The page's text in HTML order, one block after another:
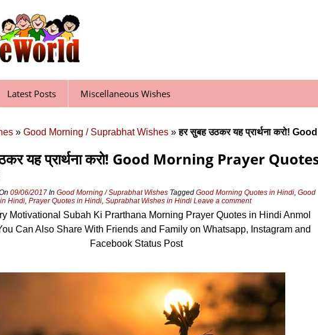
Latest Posts Miscellaneous Wishes
» Good Morning / Suprabhat Wishes »हर सुबह उठकर यह प्रार्थना करो!
यह प्रार्थना करो! Good Morning Prayer
09/06/2017 In Good Morning / Suprabhat Wishes Tagged Good Morning Quotes in Hindi, Good
Hindi, Prayer Quotes in Hindi, Suprabhat Wishes in Hindi Leave a comment
Motivational Subah Ki Prarthana Morning Prayer Quotes in Hindi Anmol
Can Also Share With Friends and Family on Whatsapp, Instagram and
Facebook Status Post